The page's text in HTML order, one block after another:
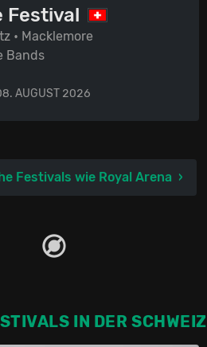
Festival
• Macklemore
Bands
AUGUST 2026
Festivals wie Royal Arena
IN DER SCHWEIZ